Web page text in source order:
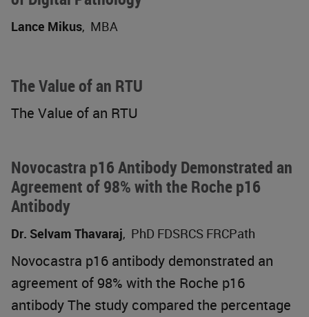
Lance Mikus, MBA
The Value of an RTU
The Value of an RTU
Novocastra p16 Antibody Demonstrated an
Agreement of 98% with the Roche p16
Antibody
Dr. Selvam Thavaraj, PhD FDSRCS FRCPath
Novocastra p16 antibody demonstrated an
agreement of 98% with the Roche p16
antibody The study compared the percentage